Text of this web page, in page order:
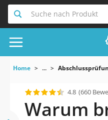
Suche nach Produkt
Home ...
4.8 (660
Warum